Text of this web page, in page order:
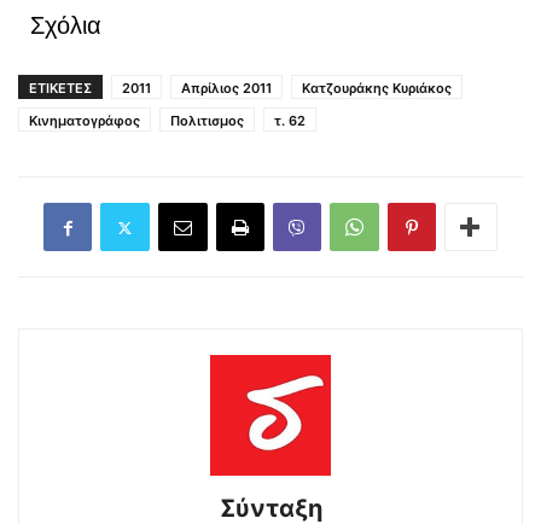
Σχόλια
ΕΤΙΚΕΤΕΣ 2011 Απρίλιος 2011
Κατζουράκης Κυριάκος
Κινηματογράφος
Πολιτισμος τ. 62
Σύνταξη